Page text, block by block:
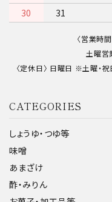
CATEGORIES
しょうゆ・つゆ等
味噌
あまざけ
酢・みりん
30
31
〈営業時
土曜営
〈定休日〉 日曜日 ※土曜・